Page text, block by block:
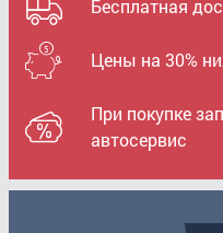
Бесплатная
Цены на 30%
При покупке
автосервис